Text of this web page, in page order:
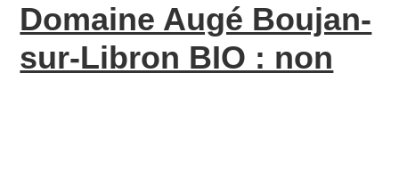
Domaine Augé Boujan-
sur-Libron BIO : non